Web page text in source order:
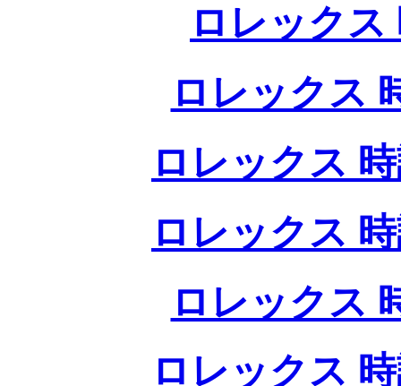
ロレックス
ロレックス
ロレックス
ロレックス
ロレックス
ロレックス